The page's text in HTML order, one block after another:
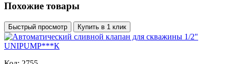
Похожие товары
Быстрый просмотр Купить в 1 клик